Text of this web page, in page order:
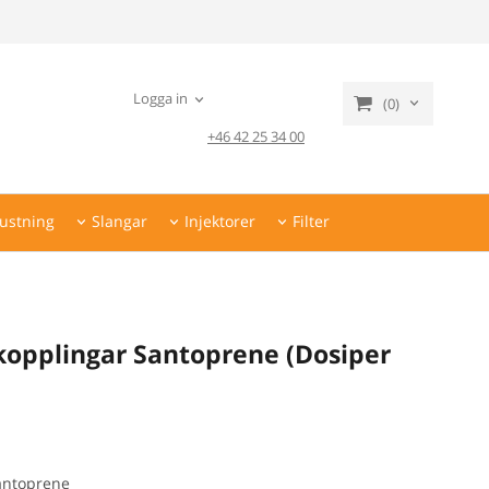
Logga in
(0)
+46 42 25 34 00
Slangar Injektorer Filter
Santoprene (Dosiper